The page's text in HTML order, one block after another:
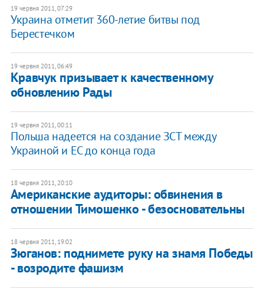
19 червня 2011, 07:29
Украина отметит 360-летие битвы под
Берестечком
19 червня 2011, 06:49
Кравчук призывает к качественному
обновлению Рады
19 червня 2011, 00:11
Польша надеется на создание ЗСТ между
Украиной и ЕС до конца года
18 червня 2011, 20:10
Американские аудиторы: обвинения в
отношении Тимошенко - безосновательны
18 червня 2011, 19:02
Зюганов: поднимете руку на знамя Победы
- возродите фашизм